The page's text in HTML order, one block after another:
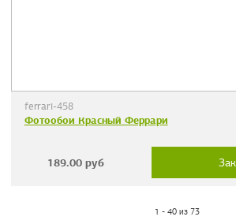
ferrari-458
Фотообои Красный Феррари
189.00 руб
1 - 40 из 73